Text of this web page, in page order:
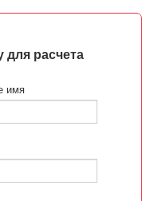
для расчета
имя